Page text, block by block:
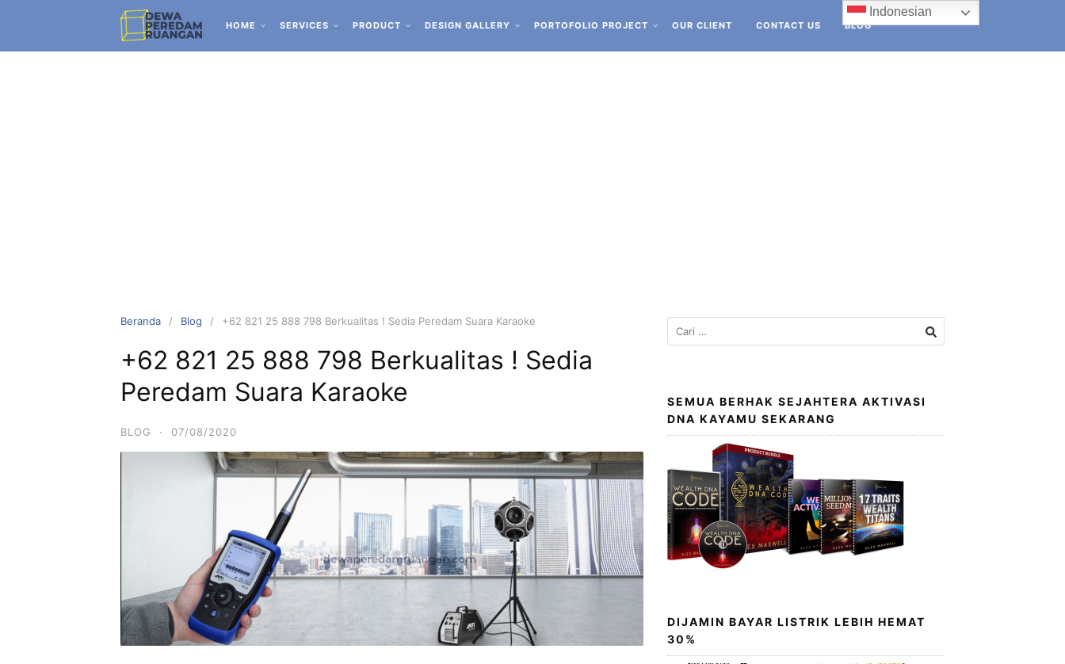
HOME SERVICES PRODUCT DESIGN GALLERY PORTOFOLIO PROJECT OUR CLIENT CONTACT US BLOG
Beranda Blog +62 821 25 888 798 Berkualitas ! Sedia Peredam Suara Karaoke
+62 821 25 888 798 Berkualitas ! Sedia
Peredam Suara Karaoke
BLOG · 07/08/2020
SEMUA BERHAK SEJAHTERA AKTIVASI
DNA KAYAMU SEKARANG
DIJAMIN BAYAR LISTRIK LEBIH HEMAT
30%
Indonesian